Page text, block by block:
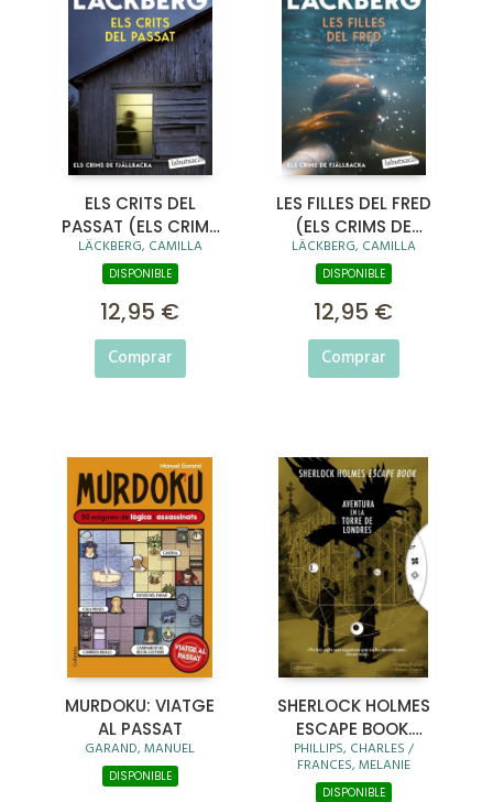
ELS CRITS DEL
PASSAT (ELS CRIMS
DE FJÄLLBACKA)
LÄCKBERG, CAMILLA
DISPONIBLE
12,95 €
Comprar
LES FILLES DEL FRED
(ELS CRIMS DE
FJÄLLBACKA)
LÄCKBERG, CAMILLA
DISPONIBLE
12,95 €
Comprar
MURDOKU: VIATGE
AL PASSAT
GARAND, MANUEL
DISPONIBLE
SHERLOCK HOLMES
ESCAPE BOOK.
AVENTURA EN LA
TORRE DE LONDRES
PHILLIPS, CHARLES /
FRANCES, MELANIE
DISPONIBLE